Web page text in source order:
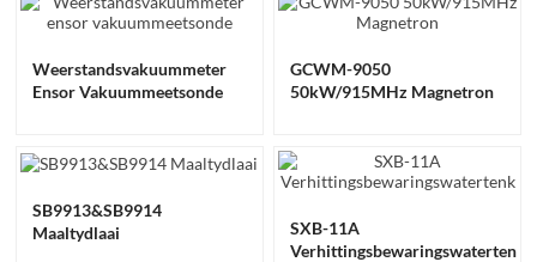
Weerstandsvakuummeter
Ensor Vakuummeetsonde
GCWM-9050
50kW/915MHz Magnetron
SB9913&SB9914
Maaltydlaai
SXB-11A
Verhittingsbewaringswatertenk